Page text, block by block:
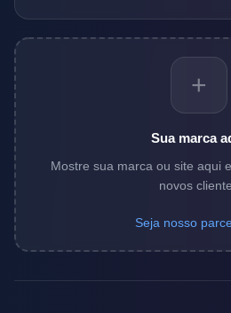
+
Sua marca
Mostre sua marca ou site aqui
novos
Seja nosso